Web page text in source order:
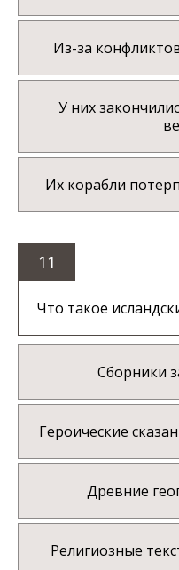
Из-за
У них
Их корабли
11
Что такое
Сборники
Героические
Древние
Религиозные